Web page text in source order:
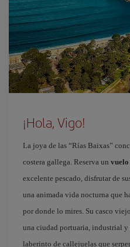
¡Hola, Vigo!
La joya de las “Rías Baixas”
costera gallega. Reserva un
excelente pescado, disfrutar de
una animada vida nocturna que
por donde lo mires. Su casco
una ciudad portuaria, industrial
laberinto de callejuelas que